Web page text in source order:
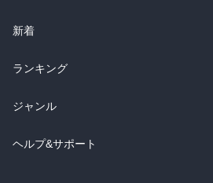
ラノベ
雑誌・グラビア
BL・TL
総合
ラノベ
雑誌・グラビア
BL・TL
新着
総合
ラノベ
雑誌・グラビア
ランキング
総合
ラノベ
ジャンル
コミック
ヘルプ&サポート